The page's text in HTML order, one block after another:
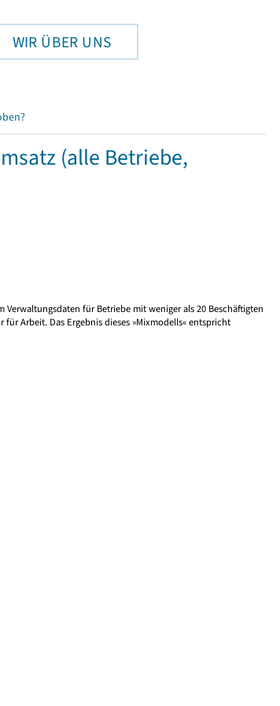
WIR ÜBER UNS
(alle Betriebe,
für Betriebe mit weniger als 20 Beschäftigten
Arbeit. Das Ergebnis dieses »Mixmodells« entspricht